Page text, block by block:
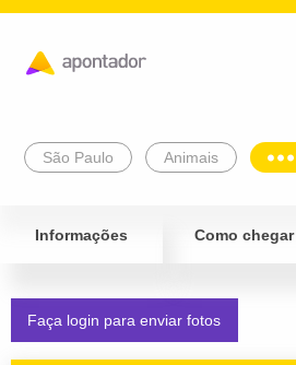
São Paulo Animais
Informações Como chegar
Faça login para enviar fotos